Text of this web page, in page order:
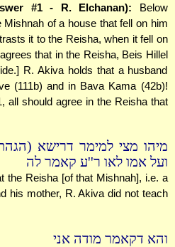
#1 - R. Elchanan): Below
of a house that fell on him
it to the Reisha, when it fell on
that in the Reisha, Beis Hillel
R. Akiva holds that a husband
(111b) and in Bava Kama (42b)!
all should agree in the Reisha that
מיהו מצי למימר דרישא
ועל אמו לאו ר''ע קאמר לה
the Reisha [of that Mishnah], i.e. a
his mother, R. Akiva did not teach
והא דקאמר מודה אני